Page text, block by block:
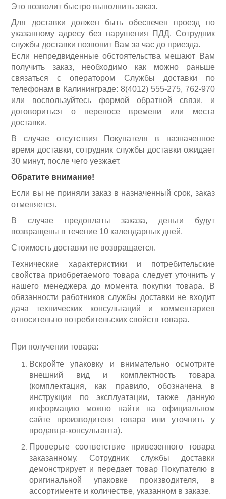
Оборудование для автосервиса
Это позволит быстро выполнить заказ.
Для доставки должен быть обеспечен проезд по
указанному адресу без нарушения ПДД. Сотрудник
службы доставки позвонит Вам за час до приезда.
Если непредвиденные обстоятельства мешают Вам
получить заказ, необходимо как можно раньше
связаться с оператором Службы доставки по
телефонам в Калининграде: 8(4012) 555-275, 762-970
или воспользуйтесьформой обратной связи. и
договориться о переносе времени или места
доставки.
В случае отсутствия Покупателя в назначенное
время доставки, сотрудник службы доставки ожидает
30 минут, после чего уезжает.
Обратите внимание!
Если вы не приняли заказ в назначенный срок, заказ
отменяется.
В случае предоплаты заказа, деньги будут
возвращены в течение 10 календарных дней.
Стоимость доставки не возвращается.
Технические характеристики и потребительские
свойства приобретаемого товара следует уточнить у
нашего менеджера до момента покупки товара. В
обязанности работников службы доставки не входит
дача технических консультаций и комментариев
относительно потребительских свойств товара.
При получении товара:
Вскройте упаковку и внимательно осмотрите
внешний вид и комплектность товара
(комплектация, как правило, обозначена в
инструкции по эксплуатации, также данную
информацию можно найти на официальном
сайте производителя товара или уточнить у
продавца-консультанта).
Проверьте соответствие привезенного товара
заказанному. Сотрудник службы доставки
демонстрирует и передает товар Покупателю в
оригинальной упаковке производителя, в
ассортименте и количестве, указанном в заказе.